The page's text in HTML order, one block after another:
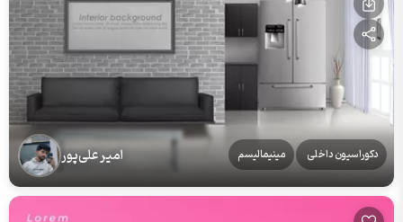
دکوراسیون داخلی مینیمالیسم امیر علی‌پور